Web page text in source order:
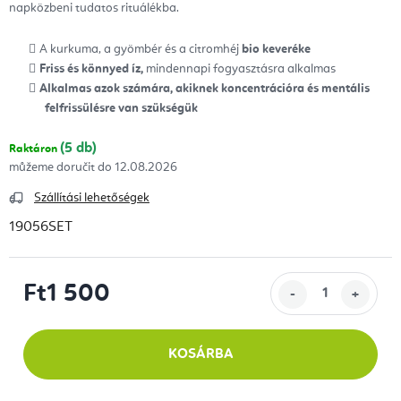
napközbeni tudatos rituálékba.
A kurkuma, a gyömbér és a citromhéj bio keveréke
Friss és könnyed íz, mindennapi fogyasztásra alkalmas
Alkalmas azok számára, akiknek koncentrációra és mentális
felfrissülésre van szükségük
Raktáron (5 db)
12.08.2026
Szállítási lehetőségek
19056SET
Ft1 500
KOSÁRBA